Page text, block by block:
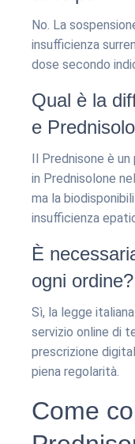
No. La
insufficienza
dose secondo
Qual è la
e
Il Prednisone è
in Prednisolone
ma la
insufficienza
È
ogni ordine?
Sì, la legge
servizio online di
prescrizione
piena regolarità.
Come